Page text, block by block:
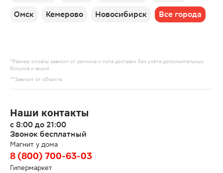
Омск Кемерово Новосибирск Все города
*Размер оплаты зависит от региона и типа доставки без учёта дополнительных
бонусов и акций
**Зависит от объекта
Наши контакты
с 8:00 до 21:00
Звонок бесплатный
Магнит у дома
8 (800) 700-63-03
Гипермаркет